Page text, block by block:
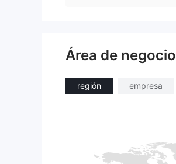
Área de negocio
región empresa